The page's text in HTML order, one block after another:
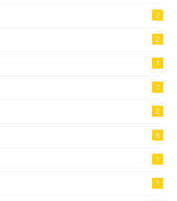
2
2
1
1
2
6
1
1